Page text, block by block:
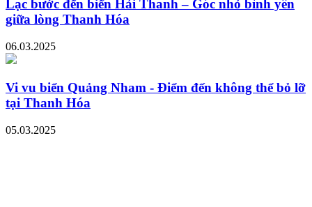
Lạc bước đến biển Hải Thanh – Góc nhỏ bình yên
giữa lòng Thanh Hóa
06.03.2025
Vi vu biển Quảng Nham - Điểm đến không thể bỏ lỡ
tại Thanh Hóa
05.03.2025